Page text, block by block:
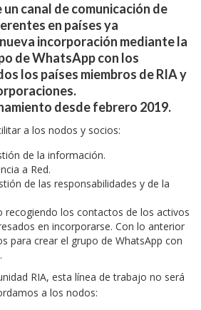
canal de comunicación de
en países ya
incorporación mediante la
de WhatsApp con los
los países miembros de RIA y
desde febrero 2019.
a los nodos y socios:
de la información.
a Red.
de las responsabilidades y de la
recogiendo los contactos de los activos
en incorporarse. Con lo anterior
para crear el grupo de WhatsApp con
RIA, esta línea de trabajo no será
a los nodos: